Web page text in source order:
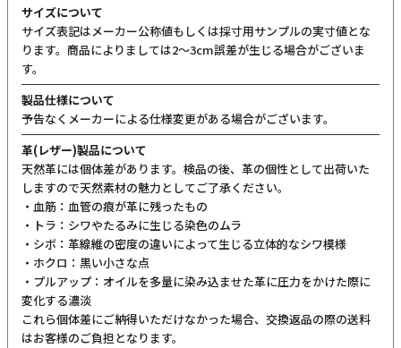
サイズについて
サイズ表記はメーカー公称値もしくは採寸用サンプルの実寸値とな
ります。商品によりましては2〜3cm誤差が生じる場合がございま
す。
製品仕様について
予告なくメーカーによる仕様変更がある場合がございます。
革(レザー)製品について
天然革には個体差があります。検品の後、革の個性として出荷いた
しますので天然素材の魅力としてご了承ください。
・血筋：血管の痕が革に残ったもの
・トラ：シワやたるみに生じる染色のムラ
・シボ：革線維の密度の違いによって生じる立体的なシワ模様
・ホクロ：黒い小さな点
・プルアップ：オイルを多量に染み込ませた革に圧力をかけた際に
変化する濃淡
これら個体差にご納得いただけなかった場合、交換返品の際の送料
はお客様のご負担となります。